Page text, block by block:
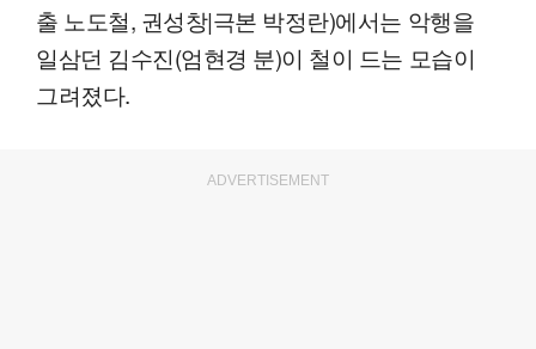
출 노도철, 권성창|극본 박정란)에서는 악행을
일삼던 김수진(엄현경 분)이 철이 드는 모습이
그려졌다.
ADVERTISEMENT